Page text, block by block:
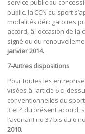
service public ou
public, la CCN du sport
modalités dérogatoires
accord, à l’occasion de
signé ou du
janvier 2014.
7-Autres dispositions
Pour toutes les
visées à l’article 6 ci-
conventionnelles du
3 et 4 du présent accord,
l’avenant no 37 bis du 6
2010.